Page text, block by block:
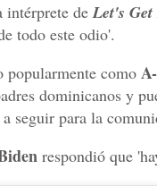
intérprete deLet's
todo este odio'.
popularmente como
dominicanos y
seguir para la
respondió que